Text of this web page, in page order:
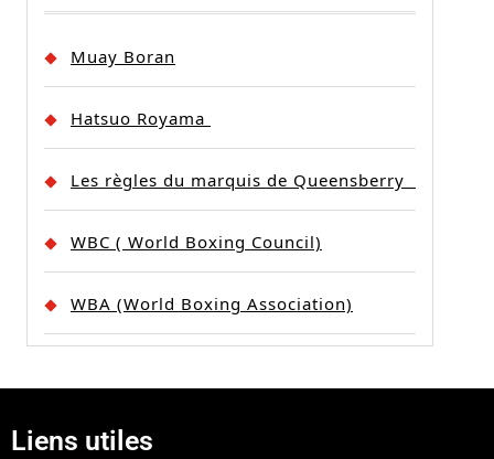
Muay Boran
Hatsuo Royama
Les règles du marquis de Queensberry
WBC ( World Boxing Council)
WBA (World Boxing Association)
Liens utiles